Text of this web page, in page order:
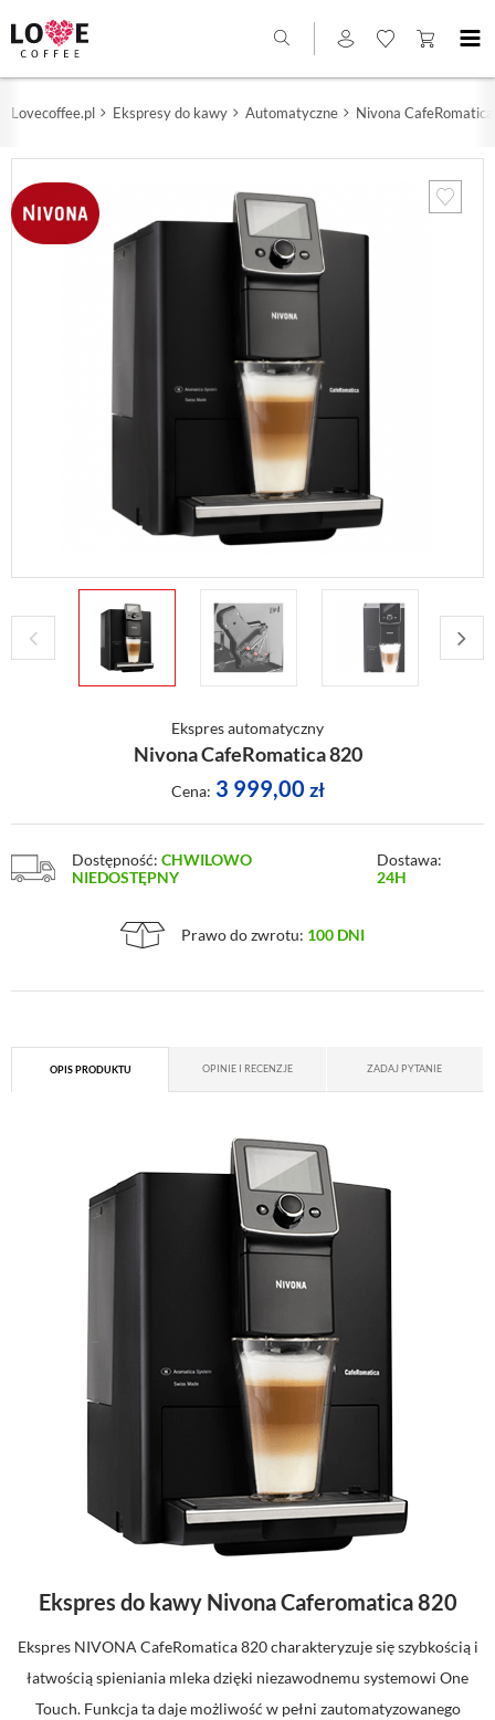
Lovecoffee.pl Ekspresy do kawy Automatyczne Nivona
Ekspres automatyczny
Nivona CafeRomatica 820
Cena: 3 999,00 zł
Dostępność: CHWILOWO
NIEDOSTĘPNY
Dostawa:
24H
Prawo do zwrotu: 100 DNI
OPIS PRODUKTU OPINIE I RECENZJE ZADAJ PYTANIE
Ekspres do kawy Nivona Caferomatica 820
Ekspres NIVONA CafeRomatica 820 charakteryzuje się szybkością i
łatwością spieniania mleka dzięki niezawodnemu systemowi One
Touch. Funkcja ta daje możliwość w pełni zautomatyzowanego